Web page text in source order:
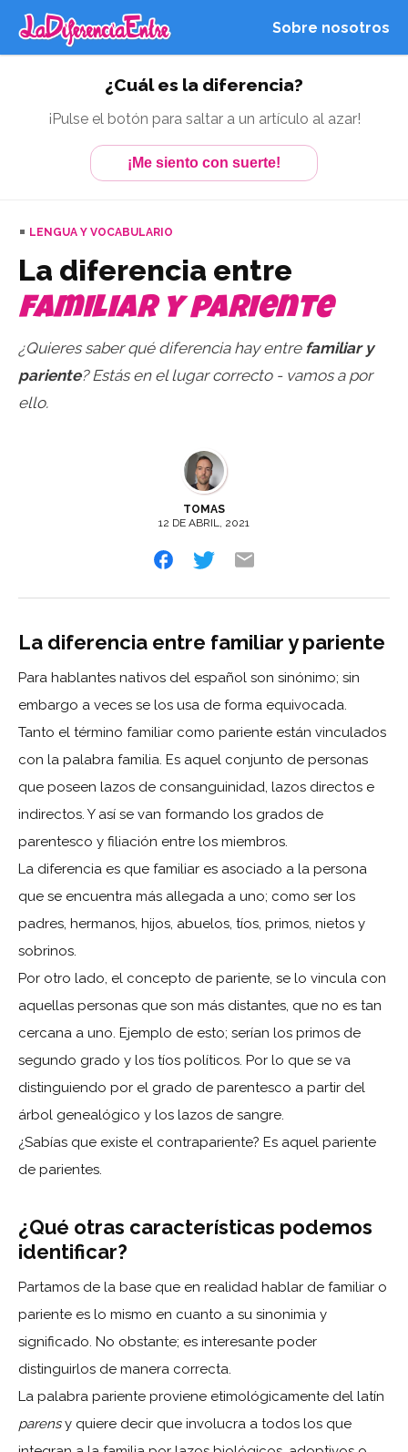
Sobre nosotros
¿Cuál es la diferencia?
¡Pulse el botón para saltar a un artículo al azar!
¡Me siento con suerte!
LENGUA Y VOCABULARIO
La diferencia entre
familiar y pariente
¿Quieres saber qué diferencia hay entre familiar y
pariente? Estás en el lugar correcto - vamos a por
ello.
TOMAS
12 DE ABRIL, 2021
La diferencia entre familiar y pariente
Para hablantes nativos del español son sinónimo; sin
embargo a veces se los usa de forma equivocada.
Tanto el término familiar como pariente están vinculados
con la palabra familia. Es aquel conjunto de personas
que poseen lazos de consanguinidad, lazos directos e
indirectos. Y así se van formando los grados de
parentesco y filiación entre los miembros.
La diferencia es que familiar es asociado a la persona
que se encuentra más allegada a uno; como ser los
padres, hermanos, hijos, abuelos, tíos, primos, nietos y
sobrinos.
Por otro lado, el concepto de pariente, se lo vincula con
aquellas personas que son más distantes, que no es tan
cercana a uno. Ejemplo de esto; serían los primos de
segundo grado y los tíos políticos. Por lo que se va
distinguiendo por el grado de parentesco a partir del
árbol genealógico y los lazos de sangre.
¿Sabías que existe el contrapariente? Es aquel pariente
de parientes.
¿Qué otras características podemos
identificar?
Partamos de la base que en realidad hablar de familiar o
pariente es lo mismo en cuanto a su sinonimia y
significado. No obstante; es interesante poder
distinguirlos de manera correcta.
La palabra pariente proviene etimológicamente del latín
parensy quiere decir que involucra a todos los que